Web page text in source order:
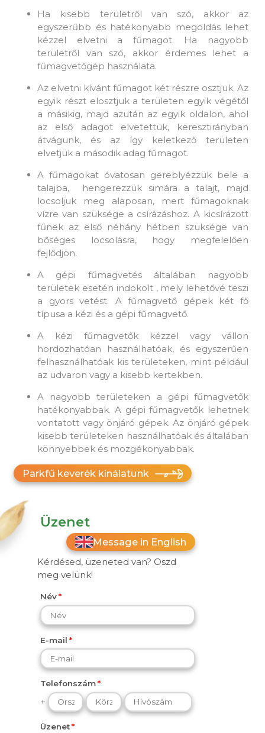
Ha kisebb területről van szó, akkor az
egyszerűbb és hatékonyabb megoldás lehet
kézzel elvetni a fűmagot. Ha nagyobb
területről van szó, akkor érdemes lehet a
fűmagvetőgép használata.
Az elvetni kívánt fűmagot két részre osztjuk. Az
egyik részt elosztjuk a területen egyik végétől
a másikig, majd azután az egyik oldalon, ahol
az első adagot elvetettük, keresztirányban
átvágunk, és az így keletkező területen
elvetjük a második adag fűmagot.
A fűmagokat óvatosan gereblyézzük bele a
talajba, hengerezzük simára a talajt, majd
locsoljuk meg alaposan, mert fűmagoknak
vízre van szüksége a csírázáshoz. A kicsírázott
fűnek az első néhány hétben szüksége van
bőséges locsolásra, hogy megfelelően
fejlődjön.
A gépi fűmagvetés általában nagyobb
területek esetén indokolt , mely lehetővé teszi
a gyors vetést. A fűmagvető gépek két fő
típusa a kézi és a gépi fűmagvető.
A kézi fűmagvetők kézzel vagy vállon
hordozhatóan használhatóak, és egyszerűen
felhasználhatóak kis területeken, mint például
az udvaron vagy a kisebb kertekben.
A nagyobb területeken a gépi fűmagvetők
hatékonyabbak. A gépi fűmagvetők lehetnek
vontatott vagy önjáró gépek. Az önjáró gépek
kisebb területeken használhatóak és általában
könnyebbek és mozgékonyabbak.
Parkfű keverék kínálatunk
Üzenet
Message in English
Kérdésed, üzeneted van? Oszd
meg velünk!
Név
E-mail
Telefonszám
+
Üzenet